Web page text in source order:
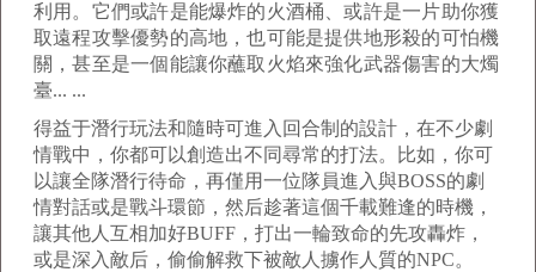
利用。它們或許是能爆炸的火酒桶、或許是一片助你獲
取遠程攻擊優勢的高地，也可能是提供地形殺的可怕機
關，甚至是一個能讓你蘸取火焰來強化武器傷害的大燭
臺... ...
得益于潛行玩法和隨時可進入回合制的設計，在不少劇
情戰中，你都可以創造出不同尋常的打法。比如，你可
以讓全隊潛行待命，再僅用一位隊員進入與BOSS的劇
情對話或是戰斗環節，然后趁著這個千載難逢的時機，
讓其他人互相加好BUFF，打出一輪致命的先攻轟炸，
或是深入敵后，偷偷解救下被敵人擄作人質的NPC。